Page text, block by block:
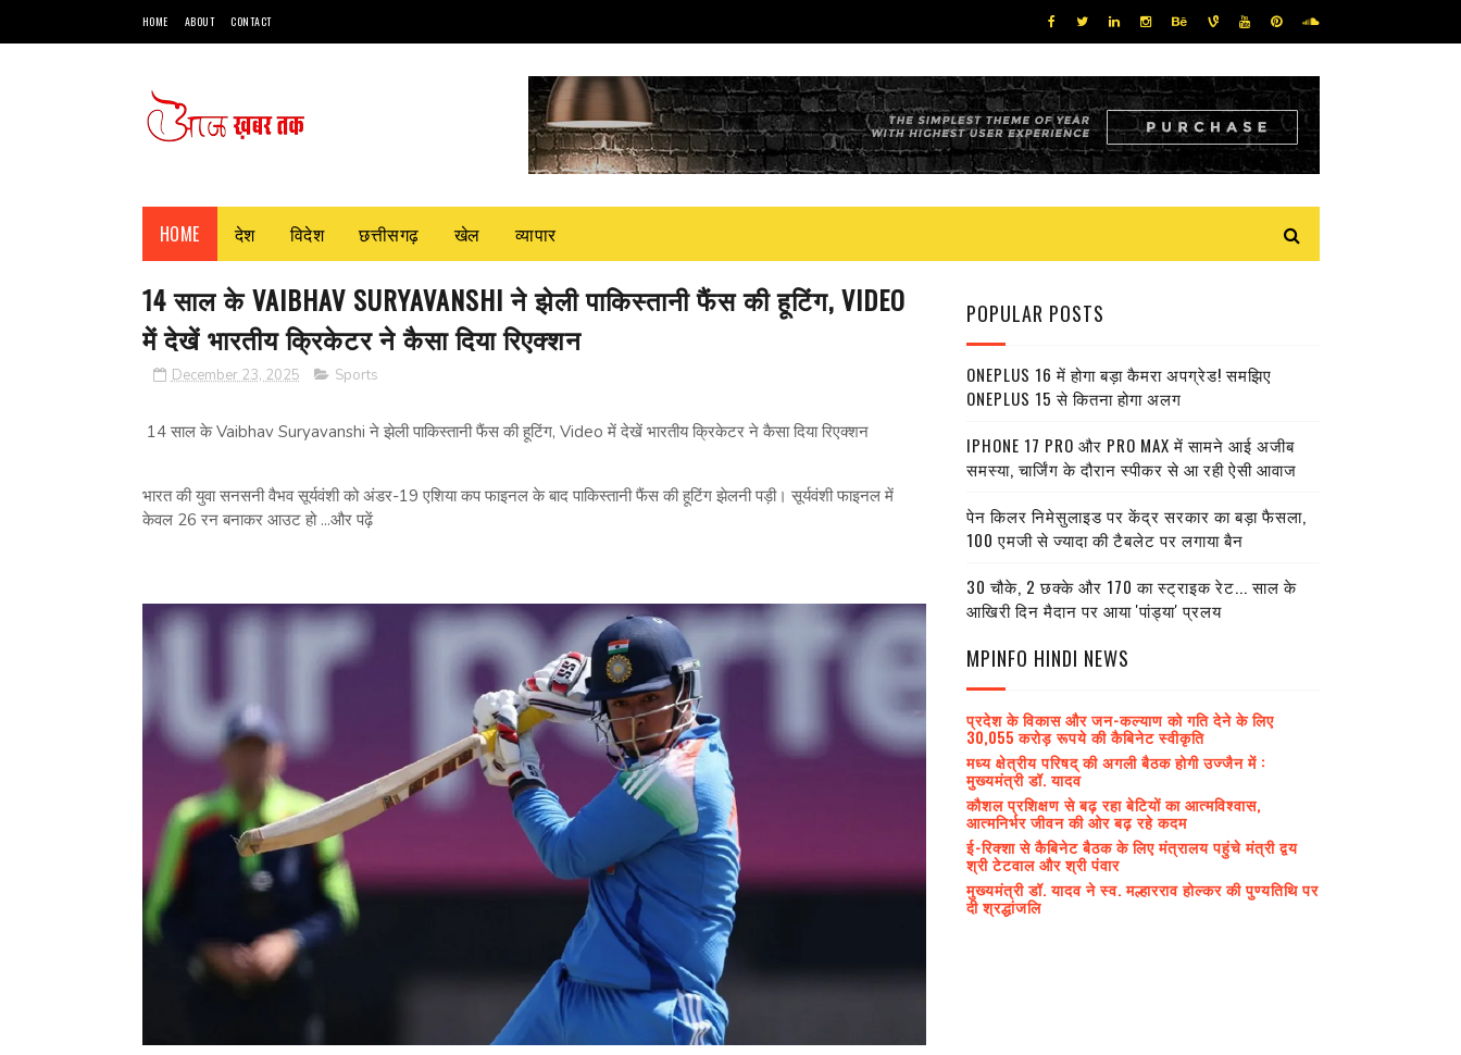
HOME ABOUT CONTACT
HOME देश विदेश छत्तीसगढ़ खेल व्यापार
14 साल के VAIBHAV SURYAVANSHI ने झेली पाकिस्‍तानी फैंस की हूटिंग, VIDEO
में देखें भारतीय क्रिकेटर ने कैसा दिया रिएक्‍शन
December 23, 2025 Sports
14 साल के Vaibhav Suryavanshi ने झेली पाकिस्‍तानी फैंस की हूटिंग, Video में देखें भारतीय क्रिकेटर ने कैसा दिया रिएक्‍शन
भारत की युवा सनसनी वैभव सूर्यवंशी को अंडर-19 एशिया कप फाइनल के बाद पाकिस्‍तानी फैंस की हूटिंग झेलनी पड़ी। सूर्यवंशी फाइनल में
केवल 26 रन बनाकर आउट हो ...और पढ़ें
POPULAR POSTS
ONEPLUS 16 में होगा बड़ा कैमरा अपग्रेड! समझिए
ONEPLUS 15 से कितना होगा अलग
IPHONE 17 PRO और PRO MAX में सामने आई अजीब
समस्या, चार्जिंग के दौरान स्पीकर से आ रही ऐसी आवाज
पेन किलर निमेसुलाइड पर केंद्र सरकार का बड़ा फैसला,
100 एमजी से ज्यादा की टैबलेट पर लगाया बैन
30 चौके, 2 छक्के और 170 का स्ट्राइक रेट... साल के
आखिरी दिन मैदान पर आया 'पांड्या' प्रलय
MPINFO HINDI NEWS
प्रदेश के विकास और जन-कल्याण को गति देने के लिए
30,055 करोड़ रूपये की कैबिनेट स्वीकृति
मध्य क्षेत्रीय परिषद् की अगली बैठक होगी उज्जैन में :
मुख्यमंत्री डॉ. यादव
कौशल प्रशिक्षण से बढ़ रहा बेटियों का आत्मविश्वास,
आत्मनिर्भर जीवन की ओर बढ़ रहे कदम
ई-रिक्शा से कैबिनेट बैठक के लिए मंत्रालय पहुंचे मंत्री द्वय
श्री टेटवाल और श्री पंवार
मुख्यमंत्री डॉ. यादव ने स्व. मल्हारराव होल्कर की पुण्यतिथि पर
दी श्रद्धांजलि